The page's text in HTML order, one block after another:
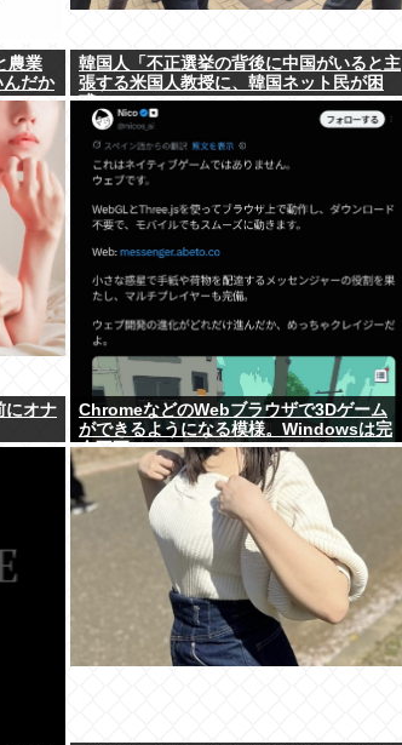
農業
だか
韓国人「不正選挙の背後に中国がいると主
張する米国人教授に、韓国ネット民が困
惑」
にオナ
ChromeなどのWebブラウザで3Dゲーム
ができるようになる模様。Windowsは完
全不要に